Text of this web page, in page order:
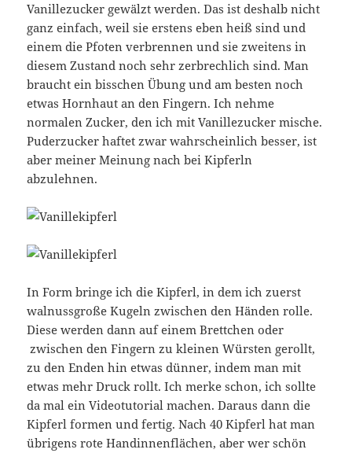
Vanillezucker gewälzt werden. Das ist deshalb nicht
ganz einfach, weil sie erstens eben heiß sind und
einem die Pfoten verbrennen und sie zweitens in
diesem Zustand noch sehr zerbrechlich sind. Man
braucht ein bisschen Übung und am besten noch
etwas Hornhaut an den Fingern. Ich nehme
normalen Zucker, den ich mit Vanillezucker mische.
Puderzucker haftet zwar wahrscheinlich besser, ist
aber meiner Meinung nach bei Kipferln
abzulehnen.
In Form bringe ich die Kipferl, in dem ich zuerst
walnussgroße Kugeln zwischen den Händen rolle.
Diese werden dann auf einem Brettchen oder
zwischen den Fingern zu kleinen Würsten gerollt,
zu den Enden hin etwas dünner, indem man mit
etwas mehr Druck rollt. Ich merke schon, ich sollte
da mal ein Videotutorial machen. Daraus dann die
Kipferl formen und fertig. Nach 40 Kipferl hat man
übrigens rote Handinnenflächen, aber wer schön